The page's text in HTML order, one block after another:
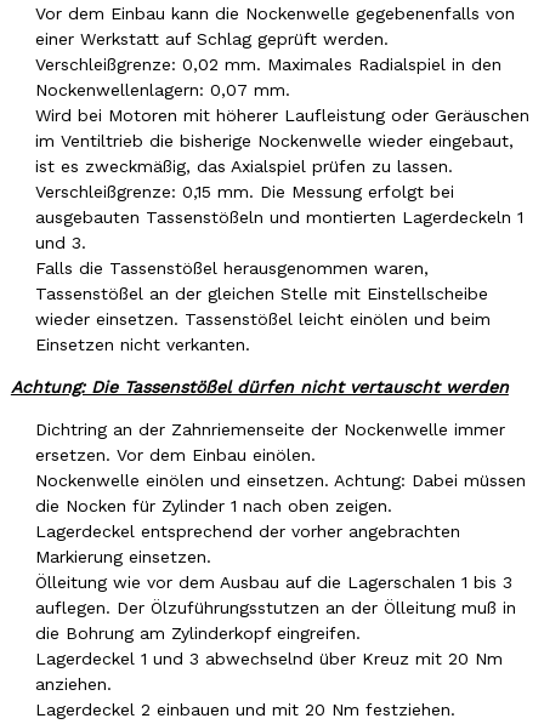
Vor dem Einbau kann die Nockenwelle gegebenenfalls von
einer Werkstatt auf Schlag geprüft werden.
Verschleißgrenze: 0,02 mm. Maximales Radialspiel in den
Nockenwellenlagern: 0,07 mm.
Wird bei Motoren mit höherer Laufleistung oder Geräuschen
im Ventiltrieb die bisherige Nockenwelle wieder eingebaut,
ist es zweckmäßig, das Axialspiel prüfen zu lassen.
Verschleißgrenze: 0,15 mm. Die Messung erfolgt bei
ausgebauten Tassenstößeln und montierten Lagerdeckeln 1
und 3.
Falls die Tassenstößel herausgenommen waren,
Tassenstößel an der gleichen Stelle mit Einstellscheibe
wieder einsetzen. Tassenstößel leicht einölen und beim
Einsetzen nicht verkanten.
Achtung: Die Tassenstößel dürfen nicht vertauscht werden
Dichtring an der Zahnriemenseite der Nockenwelle immer
ersetzen. Vor dem Einbau einölen.
Nockenwelle einölen und einsetzen. Achtung: Dabei müssen
die Nocken für Zylinder 1 nach oben zeigen.
Lagerdeckel entsprechend der vorher angebrachten
Markierung einsetzen.
Ölleitung wie vor dem Ausbau auf die Lagerschalen 1 bis 3
auflegen. Der Ölzuführungsstutzen an der Ölleitung muß in
die Bohrung am Zylinderkopf eingreifen.
Lagerdeckel 1 und 3 abwechselnd über Kreuz mit 20 Nm
anziehen.
Lagerdeckel 2 einbauen und mit 20 Nm festziehen.